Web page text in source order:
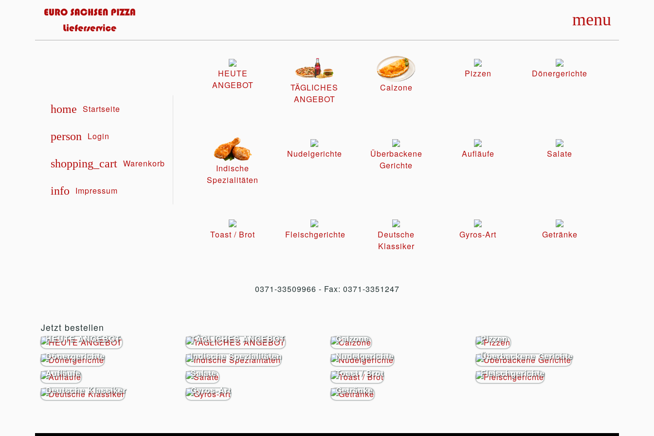
menu
home Startseite
person Login
shopping_cart Warenkorb
info Impressum
HEUTE
ANGEBOT
TÄGLICHES
ANGEBOT
Calzone
Pizzen Dönergerichte
Indische
Spezialitäten
Nudelgerichte
Überbackene
Gerichte
Aufläufe Salate
Toast / Brot Fleischgerichte
Deutsche
Klassiker
Gyros-Art Getränke
0371-33509966 - Fax: 0371-3351247
Jetzt bestellen
HEUTE ANGEBOT TÄGLICHES ANGEBOT Calzone
Pizzen
Dönergerichte
Indische Spezialitäten Nudelgerichte
Überbackene Gerichte
Aufläufe
Salate Toast / Brot
Fleischgerichte
Deutsche Klassiker
Gyros-Art Getränke